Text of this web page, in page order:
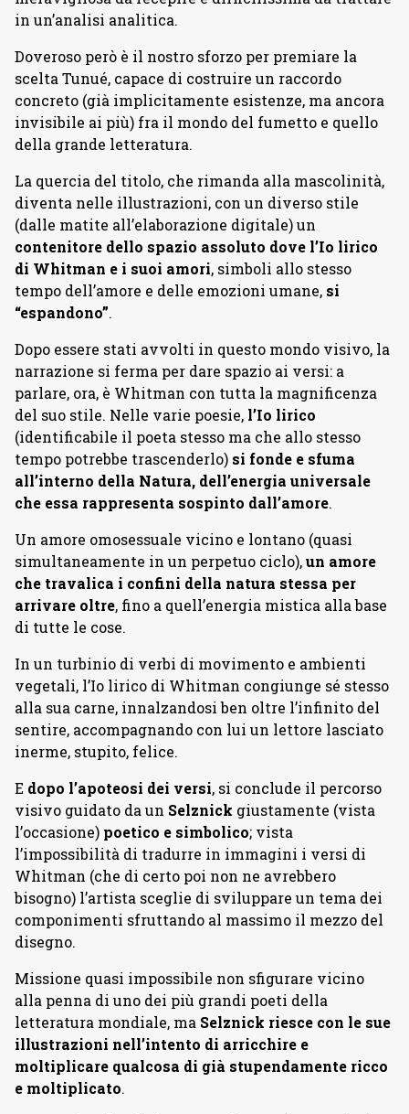
in un’analisi analitica.
Doveroso però è il nostro sforzo per premiare la
scelta Tunué, capace di costruire un raccordo
concreto (già implicitamente esistenze, ma ancora
invisibile ai più) fra il mondo del fumetto e quello
della grande letteratura.
La quercia del titolo, che rimanda alla mascolinità,
diventa nelle illustrazioni, con un diverso stile
(dalle matite all’elaborazione digitale) un
contenitore dello spazio assoluto dove l’Io lirico
di Whitman e i suoi amori, simboli allo stesso
tempo dell’amore e delle emozioni umane, si
“espandono”.
Dopo essere stati avvolti in questo mondo visivo, la
narrazione si ferma per dare spazio ai versi: a
parlare, ora, è Whitman con tutta la magnificenza
del suo stile. Nelle varie poesie, l’Io lirico
(identificabile il poeta stesso ma che allo stesso
tempo potrebbe trascenderlo) si fonde e sfuma
all’interno della Natura, dell’energia universale
che essa rappresenta sospinto dall’amore.
Un amore omosessuale vicino e lontano (quasi
simultaneamente in un perpetuo ciclo),un amore
che travalica i confini della natura stessa per
arrivare oltre, fino a quell’energia mistica alla base
di tutte le cose.
In un turbinio di verbi di movimento e ambienti
vegetali, l’Io lirico di Whitman congiunge sé stesso
alla sua carne, innalzandosi ben oltre l’infinito del
sentire, accompagnando con lui un lettore lasciato
inerme, stupito, felice.
E dopo l’apoteosi dei versi, si conclude il percorso
visivo guidato da un Selznick giustamente (vista
l’occasione) poetico e simbolico; vista
l’impossibilità di tradurre in immagini i versi di
Whitman (che di certo poi non ne avrebbero
bisogno) l’artista sceglie di sviluppare un tema dei
componimenti sfruttando al massimo il mezzo del
disegno.
Missione quasi impossibile non sfigurare vicino
alla penna di uno dei più grandi poeti della
letteratura mondiale, ma Selznick riesce con le sue
illustrazioni nell’intento di arricchire e
moltiplicare qualcosa di già stupendamente ricco
e moltiplicato.